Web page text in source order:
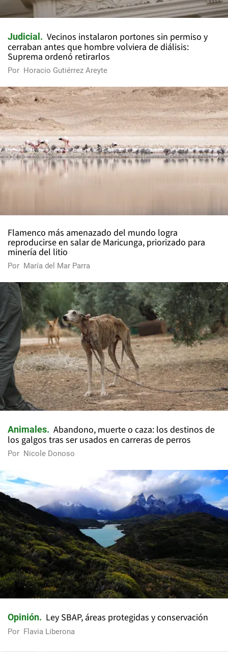
Judicial
Vecinos instalaron portones sin permiso y
cerraban antes que hombre volviera de diálisis:
Suprema ordenó retirarlos
Por Horacio Gutiérrez Areyte
Flamenco más amenazado del mundo logra
reproducirse en salar de Maricunga, priorizado para
minería del litio
Por María del Mar Parra
Animales
Abandono, muerte o caza: los destinos de
los galgos tras ser usados en carreras de perros
Por Nicole Donoso
Opinión Ley SBAP, áreas protegidas y conservación
Por Flavia Liberona